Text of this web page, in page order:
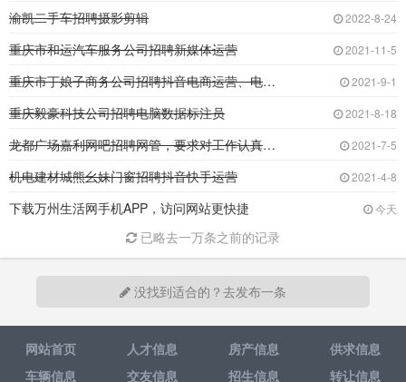
渝凯二手车招聘摄影剪辑 2022-8-24
重庆市和运汽车服务公司招聘新媒体运营 2021-11-5
重庆市丁娘子商务公司招聘抖音电商运营、电商主 2021-9-1
重庆毅豪科技公司招聘电脑数据标注员 2021-8-18
龙都广场嘉利网吧招聘网管，要求对工作认真负责 2021-7-5
机电建材城熊幺妹门窗招聘抖音快手运营 2021-4-8
下载万州生活网手机APP，访问网站更快捷 今天
已略去一万条之前的记录
没找到适合的？去发布一条
网站首页 人才信息 房产信息
供求信息
车辆信息
交友信息 招生信息 转让信息